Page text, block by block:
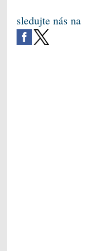
sledujte nás na